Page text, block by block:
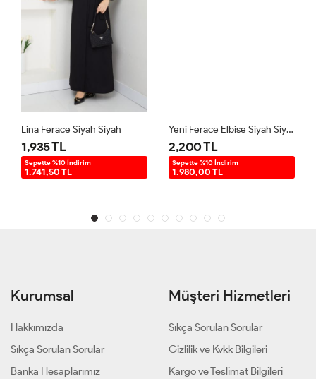
Lina Ferace Siyah Siyah
1,935 TL
Sepette %10 İndirim
1.741,50 TL
Yeni Ferace Elbise Siyah Siyah
2,200 TL
Sepette %10 İndirim
1.980,00 TL
Kurumsal
Hakkımızda
Sıkça Sorulan Sorular
Banka Hesaplarımız
Müşteri Hizmetleri
Sıkça Sorulan Sorular
Gizlilik ve Kvkk Bilgileri
Kargo ve Teslimat Bilgileri